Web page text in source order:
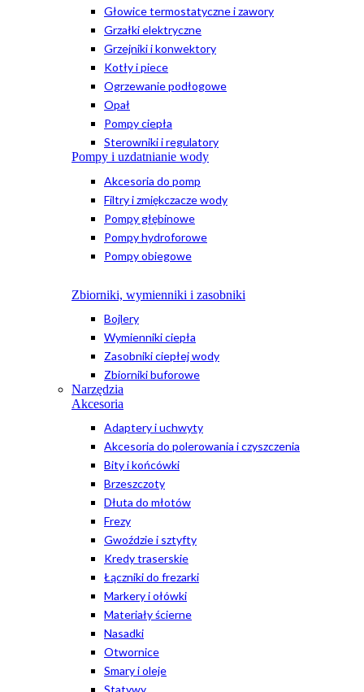
Głowice termostatyczne i zawory
Grzałki elektryczne
Grzejniki i konwektory
Kotły i piece
Ogrzewanie podłogowe
Opał
Pompy ciepła
Sterowniki i regulatory
Pompy i uzdatnianie wody
Akcesoria do pomp
Filtry i zmiękczacze wody
Pompy głębinowe
Pompy hydroforowe
Pompy obiegowe
Zbiorniki, wymienniki i zasobniki
Bojlery
Wymienniki ciepła
Zasobniki ciepłej wody
Zbiorniki buforowe
Narzędzia
Akcesoria
Adaptery i uchwyty
Akcesoria do polerowania i czyszczenia
Bity i końcówki
Brzeszczoty
Dłuta do młotów
Frezy
Gwoździe i sztyfty
Kredy traserskie
Łączniki do frezarki
Markery i ołówki
Materiały ścierne
Nasadki
Otwornice
Smary i oleje
Statywy